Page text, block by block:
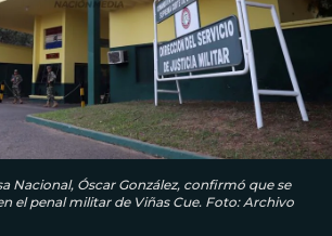
Nacional, Óscar González, confirmó que se
el penal militar de Viñas Cue. Foto: Archivo